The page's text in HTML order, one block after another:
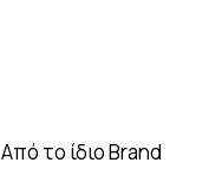
Από το ίδιο Brand